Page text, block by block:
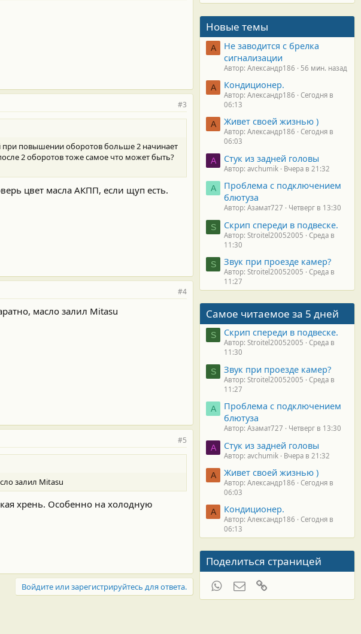
#3
при повышении оборотов больше 2 начинает
2 оборотов тоже самое что может быть?
цвет масла АКПП, если щуп есть.
#4
масло залил Mitasu
#5
залил Mitasu
хрень. Особенно на холодную
Войдите или зарегистрируйтесь для ответа.
Новые темы
А
Не заводится с брелка
сигнализации
Автор: Александр186 56 мин. назад
А Кондиционер.
Автор: Александр186
Сегодня в
06:13
А Живет своей жизнью )
Автор: Александр186
Сегодня в
06:03
A Стук из задней головы
Автор: avchumik Вчера в 21:32
А
Проблема с подключением
блютуза
Автор: Азамат727 Четверг в 13:30
S Скрип спереди в подвеске.
Автор: Stroitel20052005
Среда в
11:30
S Звук при проезде камер?
Автор: Stroitel20052005
Среда в
11:27
Самое читаемое за 5 дней
S Скрип спереди в подвеске.
Автор: Stroitel20052005
Среда в
11:30
S Звук при проезде камер?
Автор: Stroitel20052005
Среда в
11:27
А
Проблема с подключением
блютуза
Автор: Азамат727 Четверг в 13:30
A Стук из задней головы
Автор: avchumik Вчера в 21:32
А Живет своей жизнью )
Автор: Александр186
Сегодня в
06:03
А Кондиционер.
Автор: Александр186
Сегодня в
06:13
Поделиться страницей
WhatsAppЭлектронная почта